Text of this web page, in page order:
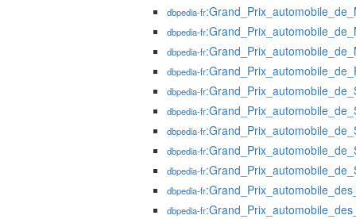
dbpedia-fr
dbpedia-fr
dbpedia-fr
dbpedia-fr
dbpedia-fr
dbpedia-fr
dbpedia-fr
dbpedia-fr
dbpedia-fr
dbpedia-fr
dbpedia-fr